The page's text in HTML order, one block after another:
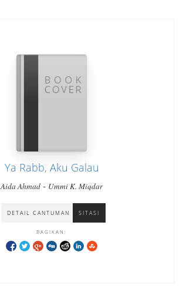
Ya Rabb, Aku Galau
Aida Ahmad - Ummi K. Miqdar
DETAIL CANTUMAN SITASI
BAGIKAN: